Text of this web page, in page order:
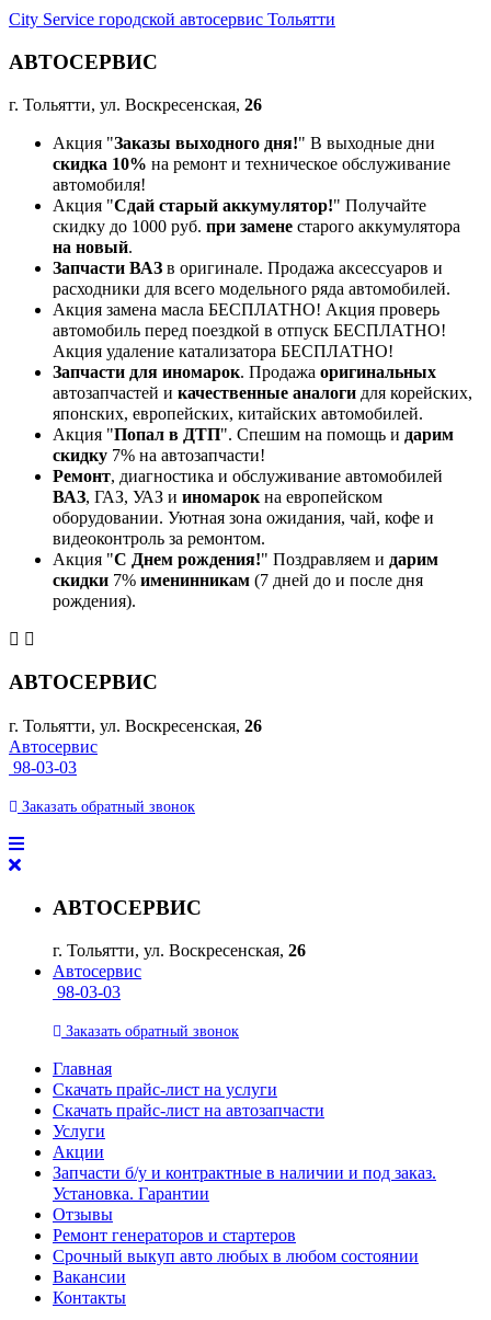
City Service городской автосервис Тольятти
АВТОСЕРВИС
г. Тольятти, ул. Воскресенская, 26
Акция "Заказы выходного дня!" В выходные дни
скидка 10% на ремонт и техническое обслуживание
автомобиля!
Акция "Сдай старый аккумулятор!" Получайте
скидку до 1000 руб. при замене старого аккумулятора
на новый.
Запчасти ВАЗ в оригинале. Продажа аксессуаров и
расходники для всего модельного ряда автомобилей.
Акция замена масла БЕСПЛАТНО! Акция проверь
автомобиль перед поездкой в отпуск БЕСПЛАТНО!
Акция удаление катализатора БЕСПЛАТНО!
Запчасти для иномарок. Продажа оригинальных
автозапчастей и качественные аналоги для корейских,
японских, европейских, китайских автомобилей.
Акция "Попал в ДТП". Спешим на помощь и дарим
скидку 7% на автозапчасти!
Ремонт, диагностика и обслуживание автомобилей
ВАЗ, ГАЗ, УАЗ и иномарокна европейском
оборудовании. Уютная зона ожидания, чай, кофе и
видеоконтроль за ремонтом.
Акция "С Днем рождения!" Поздравляем и дарим
скидки 7% именинникам (7 дней до и после дня
рождения).
АВТОСЕРВИС
г. Тольятти, ул. Воскресенская, 26
Автосервис
98-03-03
Заказать обратный звонок
АВТОСЕРВИС
г. Тольятти, ул. Воскресенская, 26
Автосервис
98-03-03
Заказать обратный звонок
Главная
Скачать прайс-лист на услуги
Скачать прайс-лист на автозапчасти
Услуги
Акции
Запчасти б/у и контрактные в наличии и под заказ.
Установка. Гарантии
Отзывы
Ремонт генераторов и стартеров
Cрочный выкуп авто любых в любом состоянии
Вакансии
Контакты